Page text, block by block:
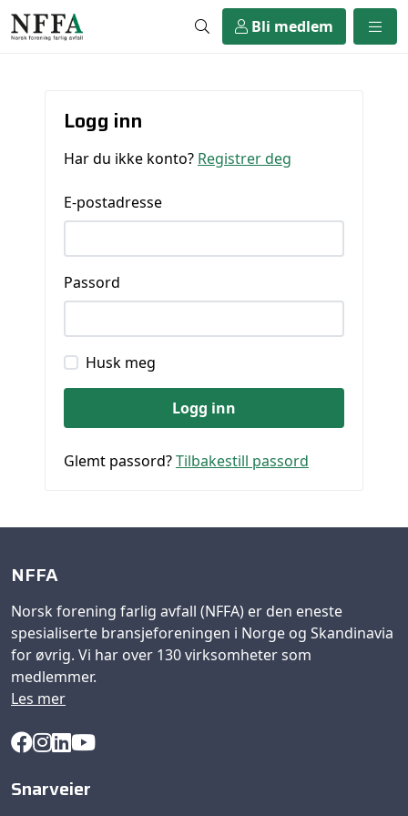
Bli medlem
Logg inn
Har du ikke konto? Registrer deg
E-postadresse
Passord
Husk meg
Logg inn
Glemt passord?Tilbakestill passord
NFFA
Norsk forening farlig avfall (NFFA) er den eneste
spesialiserte bransjeforeningen i Norge og Skandinavia
for øvrig. Vi har over 130 virksomheter som
medlemmer.
Les mer
Snarveier